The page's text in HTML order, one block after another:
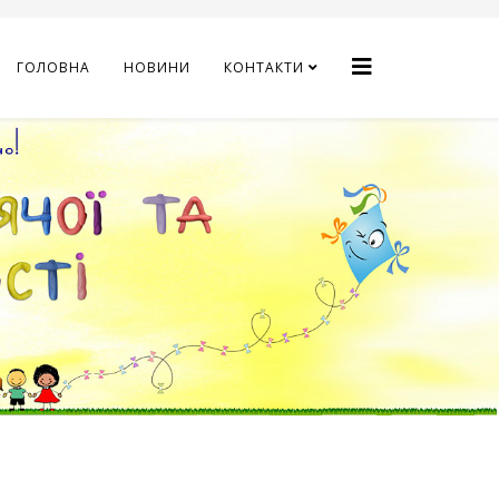
ГОЛОВНА НОВИНИ КОНТАКТИ